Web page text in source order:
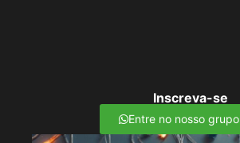
Inscreva-se
Entre no nosso grupo